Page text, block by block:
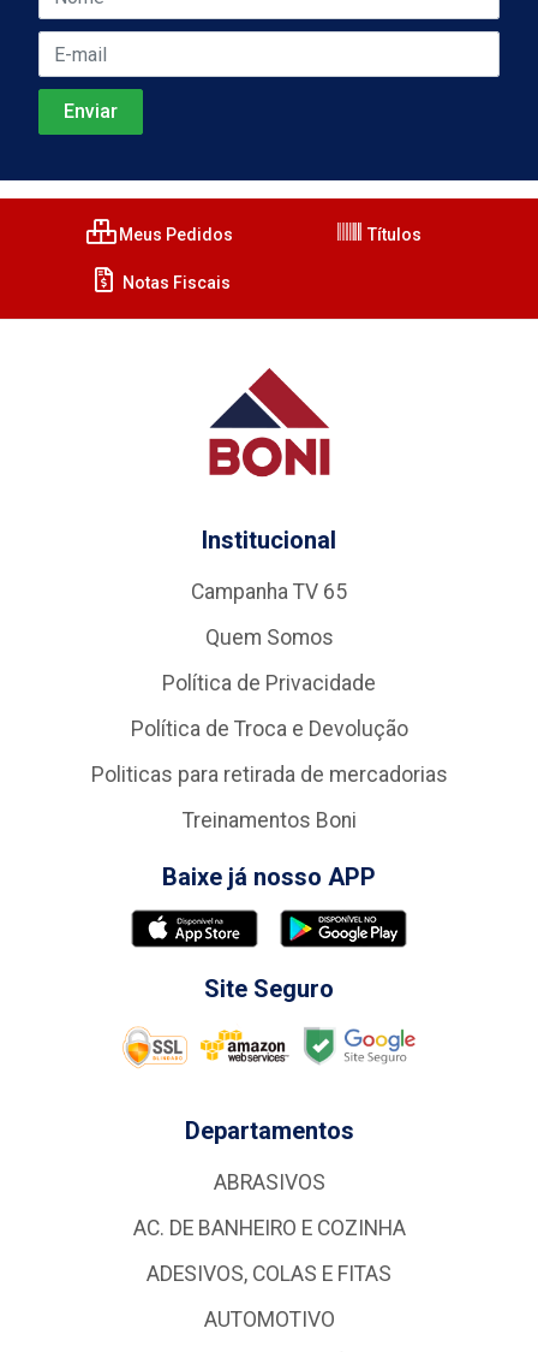
Meus Pedidos Títulos
Notas Fiscais
Institucional
Campanha TV 65
Quem Somos
Política de Privacidade
Política de Troca e Devolução
Politicas para retirada de mercadorias
Treinamentos Boni
Baixe já nosso APP
Site Seguro
Departamentos
ABRASIVOS
AC. DE BANHEIRO E COZINHA
ADESIVOS, COLAS E FITAS
AUTOMOTIVO